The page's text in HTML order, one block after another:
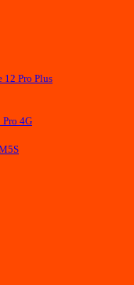
12 Pro Plus
4G